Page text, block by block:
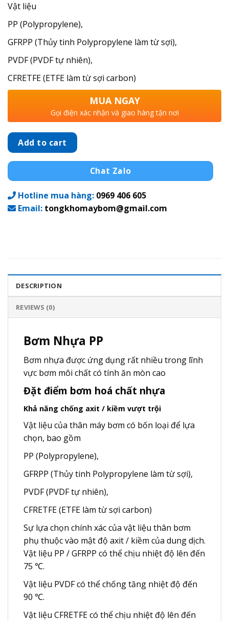
Vật liệu
PP (Polypropylene),
GFRPP (Thủy tinh Polypropylene làm từ sợi),
PVDF (PVDF tự nhiên),
CFRETFE (ETFE làm từ sợi carbon)
Add to cart
Chat Zalo
Hotline mua hàng: 0969 406 605
Email: tongkhomaybom@gmail.com
MUA NGAY
Gọi điện xác nhận và giao hàng tận nơi
DESCRIPTION
REVIEWS (0)
Bơm Nhựa PP
Bơm nhựa được ứng dụng rất nhiều trong lĩnh
vực bơm môi chất có tính ăn mòn cao
Đặt điểm bơm hoá chất nhựa
Khả năng chống axit / kiềm vượt trội
Vật liệu của thân máy bơm có bốn loại để lựa
chọn, bao gồm
PP (Polypropylene),
GFRPP (Thủy tinh Polypropylene làm từ sợi),
PVDF (PVDF tự nhiên),
CFRETFE (ETFE làm từ sợi carbon)
Sự lựa chọn chính xác của vật liệu thân bơm
phụ thuộc vào mật độ axit / kiềm của dung dịch.
Vật liệu PP / GFRPP có thể chịu nhiệt độ lên đến
75 ℃.
Vật liệu PVDF có thể chống tăng nhiệt độ đến
90 ℃.
Vật liệu CFRETFE có thể chịu nhiệt độ lên đến